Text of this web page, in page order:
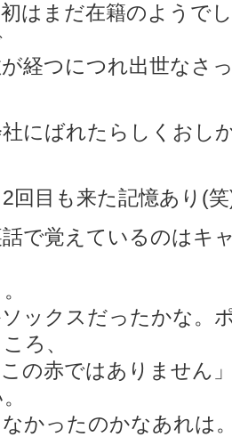
はまだ在籍のようで
経つにつれ出世なさ
にばれたらしくおし
目も来た記憶あり(
で覚えているのはキ
ックスだったかな。
ろ、
この赤ではありません
かったのかなあれは